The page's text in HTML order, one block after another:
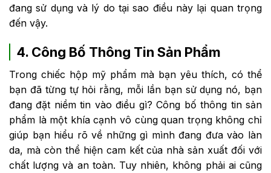
đang sử dụng và lý do tại sao điều này lại quan trọng
đến vậy.
4. Công Bố Thông Tin Sản Phẩm
Trong chiếc hộp mỹ phẩm mà bạn yêu thích, có thể
bạn đã từng tự hỏi rằng, mỗi lần bạn sử dụng nó, bạn
đang đặt niềm tin vào điều gì? Công bố thông tin sản
phẩm là một khía cạnh vô cùng quan trọng không chỉ
giúp bạn hiểu rõ về những gì mình đang đưa vào làn
da, mà còn thể hiện cam kết của nhà sản xuất đối với
chất lượng và an toàn. Tuy nhiên, không phải ai cũng